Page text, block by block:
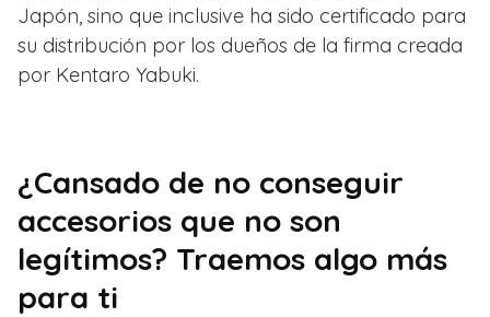
Japón, sino que inclusive ha sido certificado para
su distribución por los dueños de la firma creada
por Kentaro Yabuki.
¿Cansado de no conseguir
accesorios que no son
legítimos? Traemos algo más
para ti